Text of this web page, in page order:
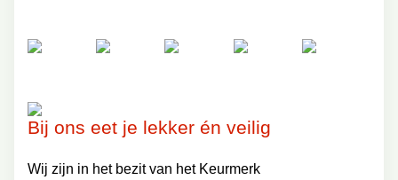
Bij ons eet je lekker én veilig
Wij zijn in het bezit van het Keurmerk